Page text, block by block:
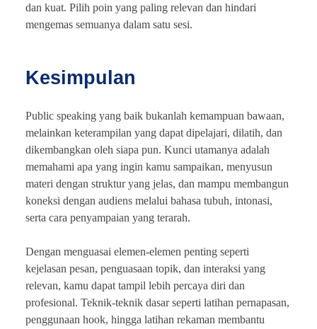
dan kuat. Pilih poin yang paling relevan dan hindari
mengemas semuanya dalam satu sesi.
Kesimpulan
Public speaking yang baik bukanlah kemampuan bawaan,
melainkan keterampilan yang dapat dipelajari, dilatih, dan
dikembangkan oleh siapa pun. Kunci utamanya adalah
memahami apa yang ingin kamu sampaikan, menyusun
materi dengan struktur yang jelas, dan mampu membangun
koneksi dengan audiens melalui bahasa tubuh, intonasi,
serta cara penyampaian yang terarah.
Dengan menguasai elemen-elemen penting seperti
kejelasan pesan, penguasaan topik, dan interaksi yang
relevan, kamu dapat tampil lebih percaya diri dan
profesional. Teknik-teknik dasar seperti latihan pernapasan,
penggunaan hook, hingga latihan rekaman membantu